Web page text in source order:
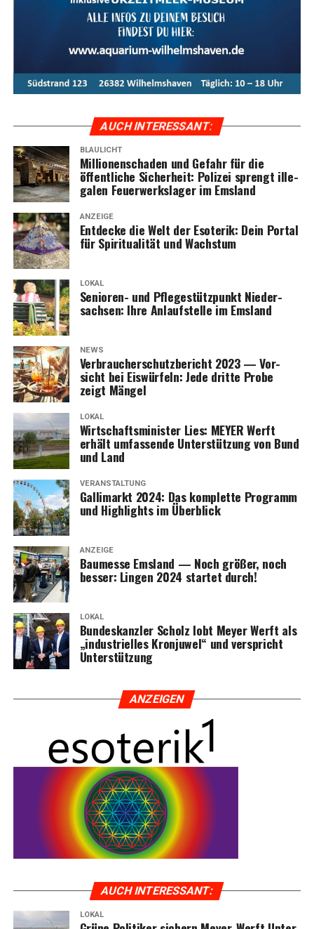
AUCH INTER­ES­SANT:
BLAULICHT
Mil­lio­nen­scha­den und Gefahr für die
öffent­li­che Sicher­heit: Poli­zei sprengt ille­
ga­len Feu­er­werks­la­ger im Emsland
ANZEIGE
Ent­de­cke die Welt der Eso­te­rik: Dein Por­tal
für Spi­ri­tua­li­tät und Wachstum
LOKAL
Senio­ren- und Pfle­ge­stütz­punkt Nie­der­
sach­sen: Ihre Anlauf­stel­le im Emsland
NEWS
Ver­brau­cher­schutz­be­richt 2023 — Vor­
sicht bei Eis­wür­feln: Jede drit­te Pro­be
zeigt Mängel
LOKAL
Wirt­schafts­mi­nis­ter Lies: MEYER Werft
erhält umfas­sen­de Unter­stüt­zung von Bund
und Land
VERANSTALTUNG
Gal­li­markt 2024: Das kom­plet­te Pro­gramm
und High­lights im Überblick
ANZEIGE
Bau­mes­se Ems­land — Noch grö­ßer, noch
bes­ser: Lin­gen 2024 star­tet durch!
LOKAL
Bun­des­kanz­ler Scholz lobt Mey­er Werft als
„indus­tri­el­les Kron­ju­wel“ und ver­spricht
Unterstützung
ANZEI­GEN
AUCH INTER­ES­SANT:
LOKAL